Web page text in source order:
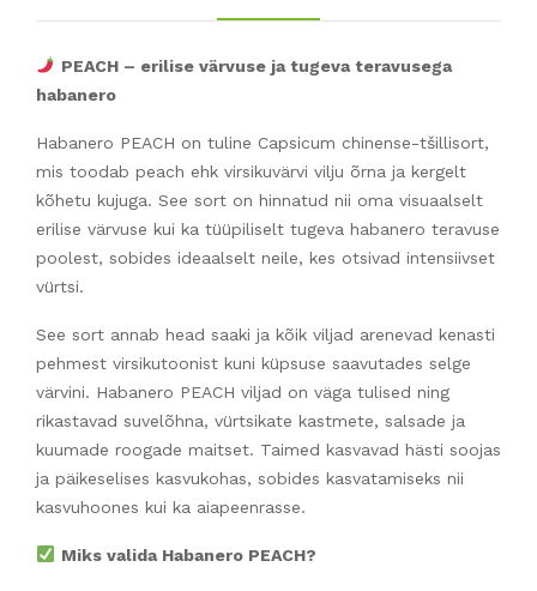
PEACH – erilise värvuse ja tugeva teravusega
habanero
Habanero PEACH on tuline Capsicum chinense-tšillisort,
mis toodab peach ehk virsikuvärvi vilju õrna ja kergelt
kõhetu kujuga. See sort on hinnatud nii oma visuaalselt
erilise värvuse kui ka tüüpiliselt tugeva habanero teravuse
poolest, sobides ideaalselt neile, kes otsivad intensiivset
vürtsi.
See sort annab head saaki ja kõik viljad arenevad kenasti
pehmest virsikutoonist kuni küpsuse saavutades selge
värvini. Habanero PEACH viljad on väga tulised ning
rikastavad suvelõhna, vürtsikate kastmete, salsade ja
kuumade roogade maitset. Taimed kasvavad hästi soojas
ja päikeselises kasvukohas, sobides kasvatamiseks nii
kasvuhoones kui ka aiapeenrasse.
Miks valida Habanero PEACH?